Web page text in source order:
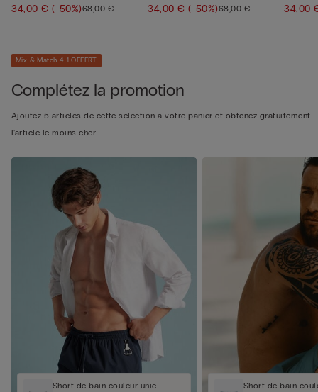
34,00 €(-50%)68,00 € 34,00 €(-50%)68,00 € 34,00
Mix & Match 4+1 OFFERT
Complétez la promotion
Ajoutez 5 articles de cette sélection à votre panier et obtenez gratuitement
l'article le moins cher
Short de bain couleur unie
Short de bain